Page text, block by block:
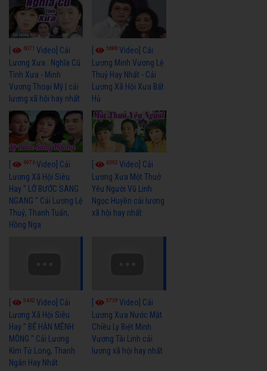
6071 Video] Cải
Lương Xưa : Nghĩa Cũ
Tình Xưa - Minh
Vương Thoại Mỹ | cải
lương xã hội hay nhất
6688Video] Cải
Lương Minh Vương Lệ
Thuỷ Hay Nhất - Cải
Lương Xã Hội Xưa Bất
Hủ
6976Video] Cải
Lương Xã Hội Siêu
Hay " LỠ BƯỚC SANG
NGANG " Cải Lương Lệ
Thuỷ, Thanh Tuấn,
Hồng Nga
6392Video] Cải
Lương Xưa Một Thuở
Yêu Người Vũ Linh
Ngọc Huyền cải lương
xã hội hay nhất
5462 Video] Cải
Lương Xã Hội Siêu
Hay " BỂ HẬN MÊNH
MÔNG " Cải Lương
Kim Tử Long, Thanh
Ngân Hay Nhất
5739Video] Cải
Lương Xưa Nước Mắt
Chiều Ly Biệt Minh
Vương Tài Linh cải
lương xã hội hay nhất